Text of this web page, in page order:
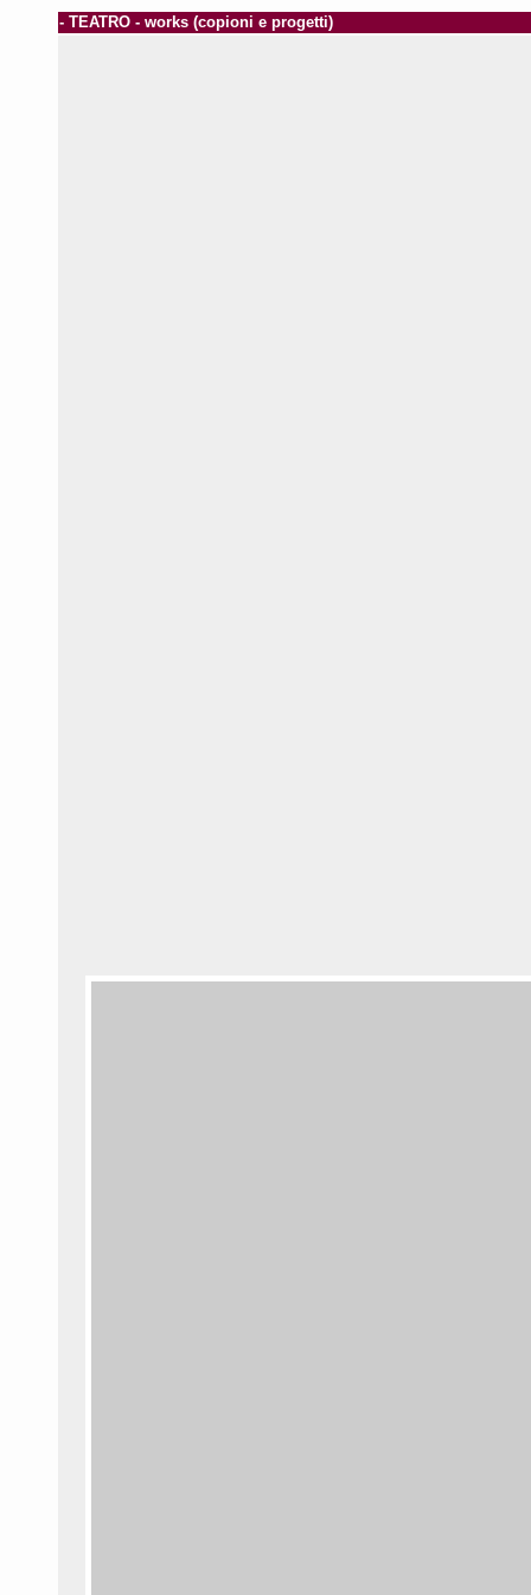
- TEATRO - works (copioni e progetti)